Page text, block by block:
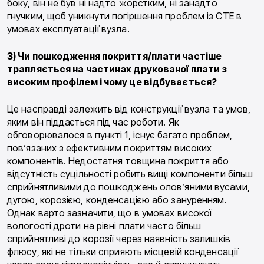
боку, він не був ні надто жорстким, ні занадто
гнучким, щоб уникнути погіршення проблем із CTE в
умовах експлуатації вузла.
3) Чи пошкодження покриття/плати частіше
трапляється на частинах друкованої плати з
високим профілем і чому це відбувається?
Це насправді залежить від конструкції вузла та умов,
яким він піддається під час роботи. Як
обговорювалося в пункті 1, існує багато проблем,
пов’язаних з ефективним покриттям високих
компонентів. Недостатня товщина покриття або
відсутність суцільності робить вищі компоненти більш
сприйнятливими до пошкоджень олов’яними вусами,
дугою, корозією, конденсацією або зануренням.
Однак варто зазначити, що в умовах високої
вологості дроти на рівні плати часто більш
сприйнятливі до корозії через наявність залишків
флюсу, які не тільки сприяють місцевій конденсації